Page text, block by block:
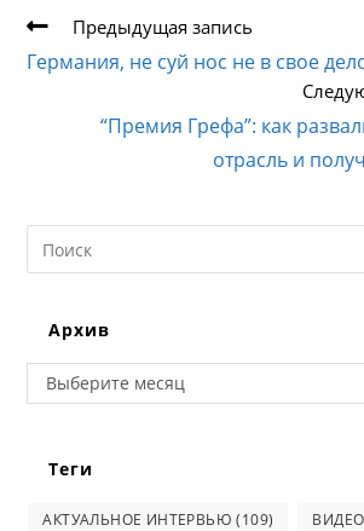
Еще
статьи
Предыдущая запись
Германия, не суй нос не в свое
“Премия Грефа”: как
отрасль и
Search
this
Архив
Архив
Выберите месяц
Теги
АКТУАЛЬНОЕ ИНТЕРВЬЮ (109) ВИДЕО